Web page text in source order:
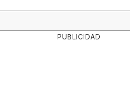
PUBLICIDAD